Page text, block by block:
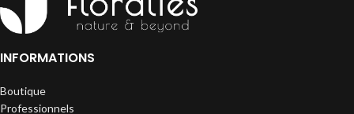
INFORMATIONS
Boutique
Professionnels